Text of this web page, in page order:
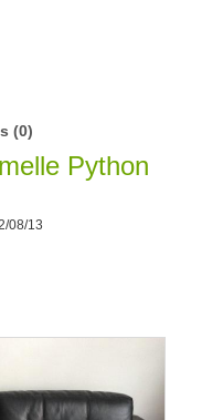
(0)
Python
08/13